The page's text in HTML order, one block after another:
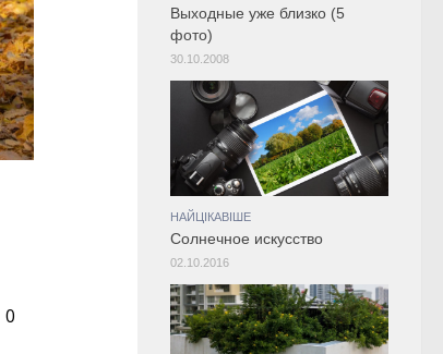
0
Выходные уже близко (5
фото)
30.10.2008
НАЙЦІКАВІШЕ
Солнечное искусство
02.10.2016